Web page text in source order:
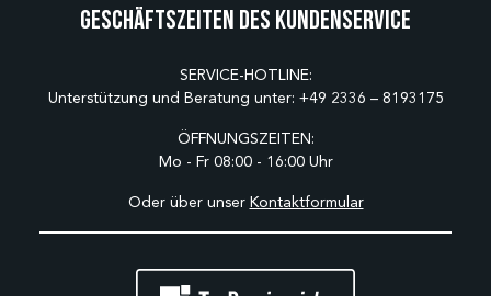
Geschäftszeiten des Kundenservice
SERVICE-HOTLINE:
Unterstützung und Beratung unter: +49 2336 – 8193175
ÖFFNUNGSZEITEN:
Mo - Fr 08:00 - 16:00 Uhr
Oder über unser Kontaktformular